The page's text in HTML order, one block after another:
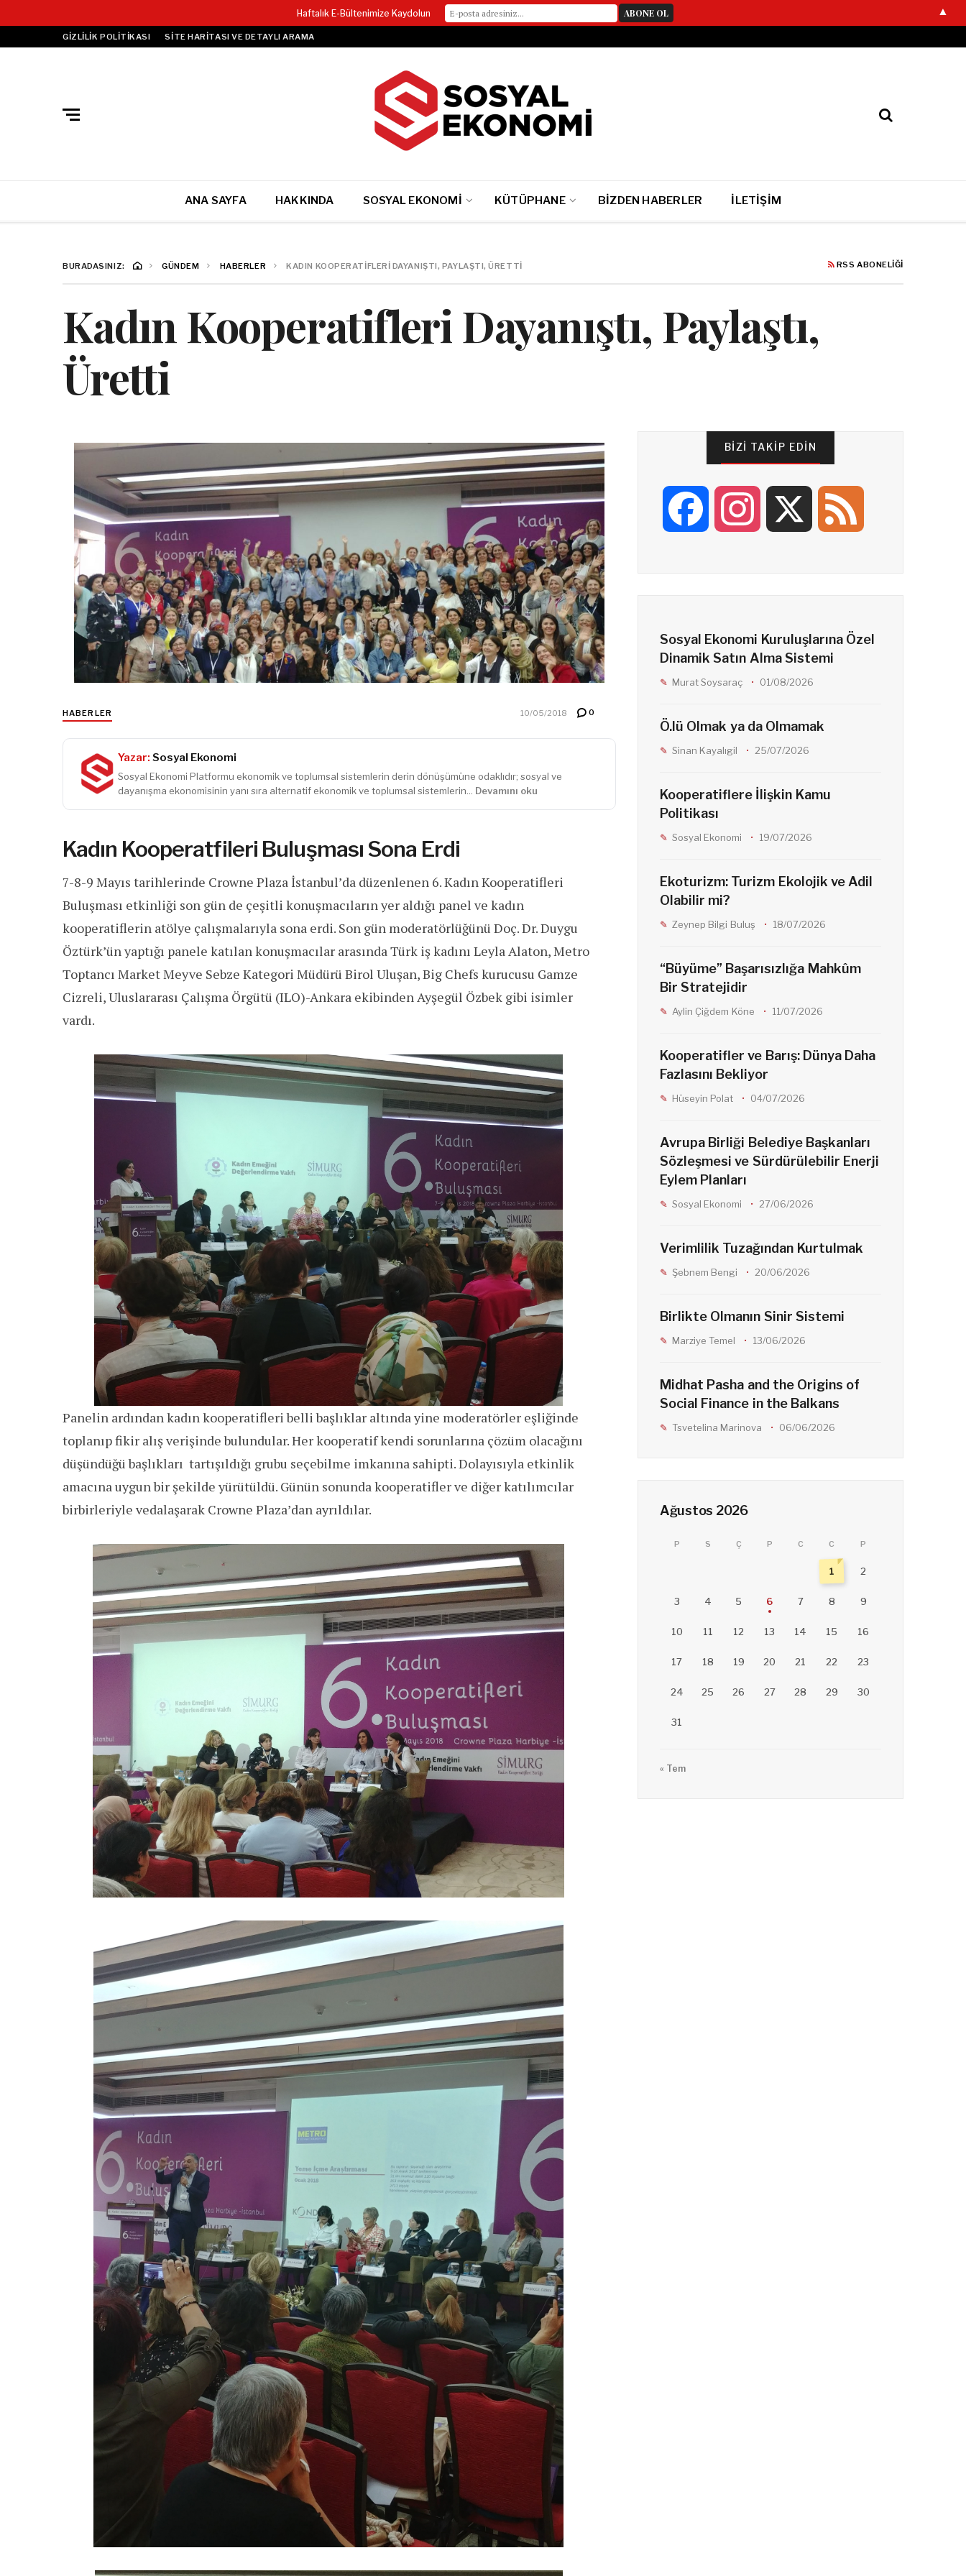
GIZLILIK POLITIKASI SITE HARITASI VE DETAYLI ARAMA
ANA SAYFA HAKKINDA SOSYAL EKONOMI KÜTÜPHANE BIZDEN HABERLER İLETIŞIM
BURADASINIZ: GÜNDEM HABERLER KADIN KOOPERATIFLERI DAYANIŞTI, PAYLAŞTI, ÜRETTI RSS ABONELIĞI
Kadın Kooperatifleri Dayanıştı, Paylaştı,
Üretti
HABERLER 10/05/2018 0
Yazar: Sosyal Ekonomi
Sosyal Ekonomi Platformu ekonomik ve toplumsal sistemlerin derin dönüşümüne odaklıdır; sosyal ve
dayanışma ekonomisinin yanı sıra alternatif ekonomik ve toplumsal sistemlerin... Devamını oku
Kadın Kooperatfileri Buluşması Sona Erdi
7-8-9 Mayıs tarihlerinde Crowne Plaza İstanbul’da düzenlenen 6. Kadın Kooperatifleri
Buluşması etkinliği son gün de çeşitli konuşmacıların yer aldığı panel ve kadın
kooperatiflerin atölye çalışmalarıyla sona erdi. Son gün moderatörlüğünü Doç. Dr. Duygu
Öztürk’ün yaptığı panele katılan konuşmacılar arasında Türk iş kadını Leyla Alaton, Metro
Toptancı Market Meyve Sebze Kategori Müdürü Birol Uluşan, Big Chefs kurucusu Gamze
Cizreli, Uluslararası Çalışma Örgütü (ILO)-Ankara ekibinden Ayşegül Özbek gibi isimler
vardı.
Panelin ardından kadın kooperatifleri belli başlıklar altında yine moderatörler eşliğinde
toplanıp fikir alış verişinde bulundular. Her kooperatif kendi sorunlarına çözüm olacağını
düşündüğü başlıkları tartışıldığı grubu seçebilme imkanına sahipti. Dolayısıyla etkinlik
amacına uygun bir şekilde yürütüldü. Günün sonunda kooperatifler ve diğer katılımcılar
birbirleriyle vedalaşarak Crowne Plaza’dan ayrıldılar.
BIZI TAKIP EDIN
e
k
t
a
m
d
Sosyal Ekonomi Kuruluşlarına Özel
Dinamik Satın Alma Sistemi
Murat Soysaraç 01/08/2026
Ö.lü Olmak ya da Olmamak
Sinan Kayalıgil 25/07/2026
Kooperatiflere İlişkin Kamu
Politikası
Sosyal Ekonomi 19/07/2026
Ekoturizm: Turizm Ekolojik ve Adil
Olabilir mi?
Zeynep Bilgi Buluş 18/07/2026
“Büyüme” Başarısızlığa Mahkûm
Bir Stratejidir
Aylin Çiğdem Köne 11/07/2026
Kooperatifler ve Barış: Dünya Daha
Fazlasını Bekliyor
Hüseyin Polat 04/07/2026
Avrupa Birliği Belediye Başkanları
Sözleşmesi ve Sürdürülebilir Enerji
Eylem Planları
Sosyal Ekonomi 27/06/2026
Verimlilik Tuzağından Kurtulmak
Şebnem Bengi 20/06/2026
Birlikte Olmanın Sinir Sistemi
Marziye Temel 13/06/2026
Midhat Pasha and the Origins of
Social Finance in the Balkans
Tsvetelina Marinova 06/06/2026
Ağustos 2026
P S Ç P C C P
1 2
3 4 5 6 7 8 9
10 11 12 13 14 15 16
17 18 19 20 21 22 23
24 25 26 27 28 29 30
31
« Tem
Haftalık E-Bültenimize Kaydolun ▲